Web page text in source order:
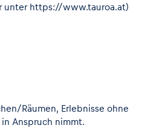
unter https://www.tauroa.at)
Räumen, Erlebnisse ohne
Anspruch nimmt.